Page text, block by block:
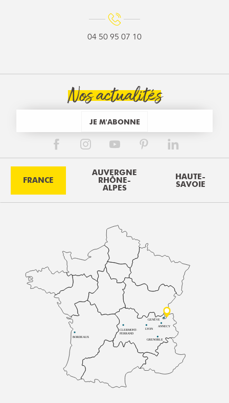
04 50 95 07 10
Nos actualités
JE M'ABONNE
FRANCE
AUVERGNE
RHÔNE-
ALPES
HAUTE-
SAVOIE
BORDEAUX
CLERMONT-
FERRAND
LYON
ANNECY
GRENOBLE
GENÈVE